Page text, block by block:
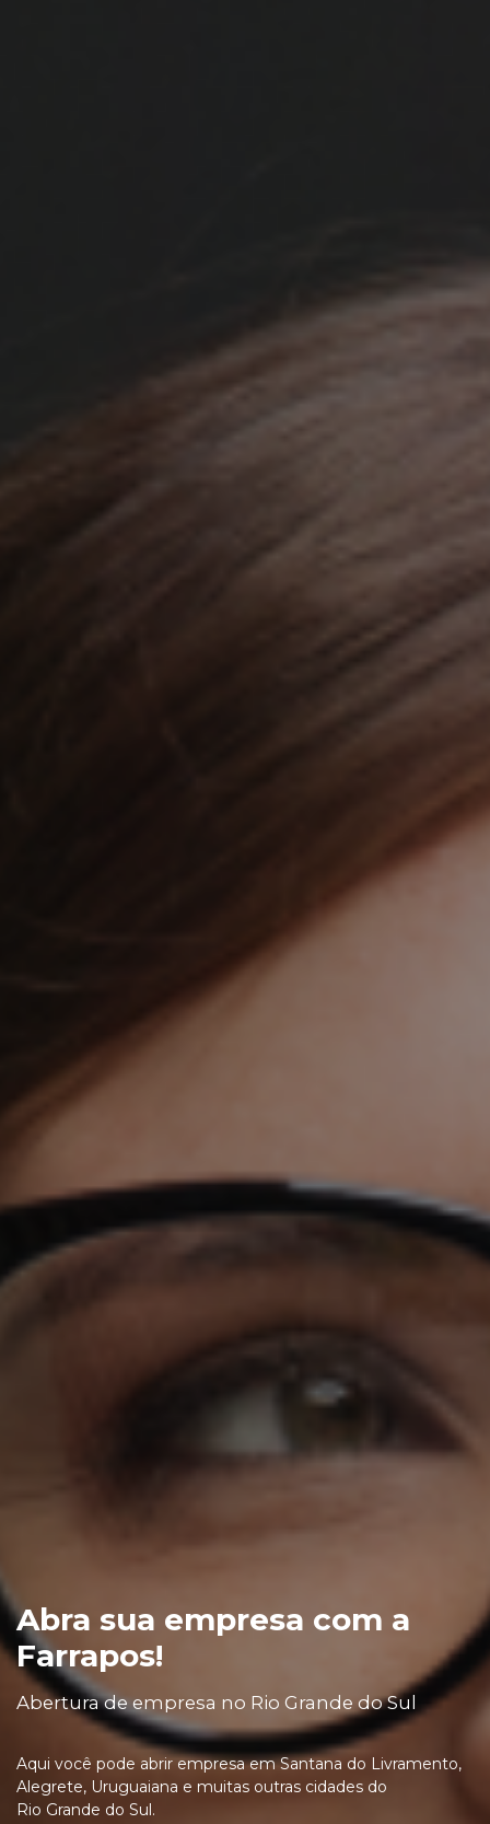
Abra sua empresa com a
Farrapos!
Abertura de empresa no Rio Grande do Sul
Aqui você pode abrir empresa em Santana do Livramento,
Alegrete, Uruguaiana e muitas outras cidades do
Rio Grande do Sul.